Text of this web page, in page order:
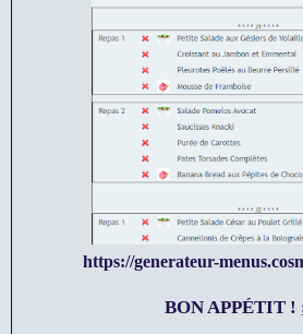
https://generateur-
BON APPÉTIT !